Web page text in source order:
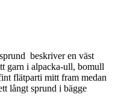
beskriver en väst
garn i alpacka-ull, bomull
flätparti mitt fram medan
långt sprund i bägge